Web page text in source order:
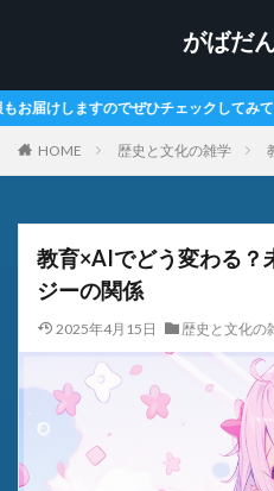
がばだ
ください。
HOME 歴史と文化の雑学
教育×AIでどう変わる？
ジーの関係
2025年4月15日 歴史と文化の